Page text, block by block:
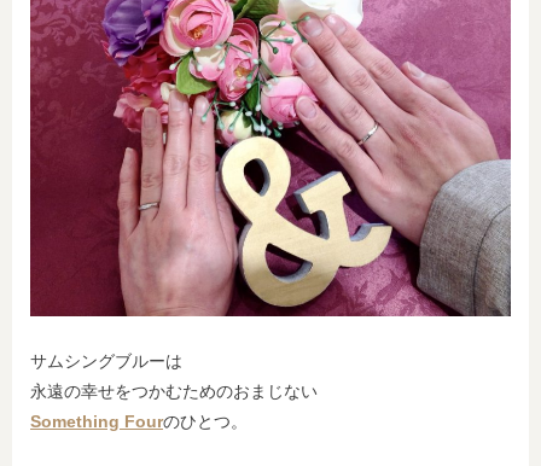
サムシングブルーは
永遠の幸せをつかむためのおまじない
Something Fourのひとつ。